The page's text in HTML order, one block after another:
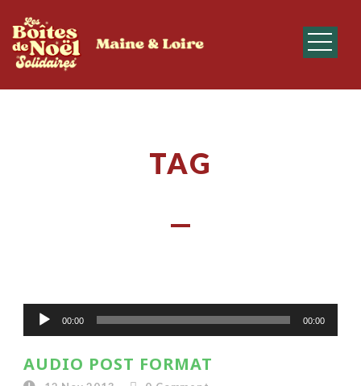
TAG
Lecteur
audio
00:00 00:00
AUDIO POST FORMAT